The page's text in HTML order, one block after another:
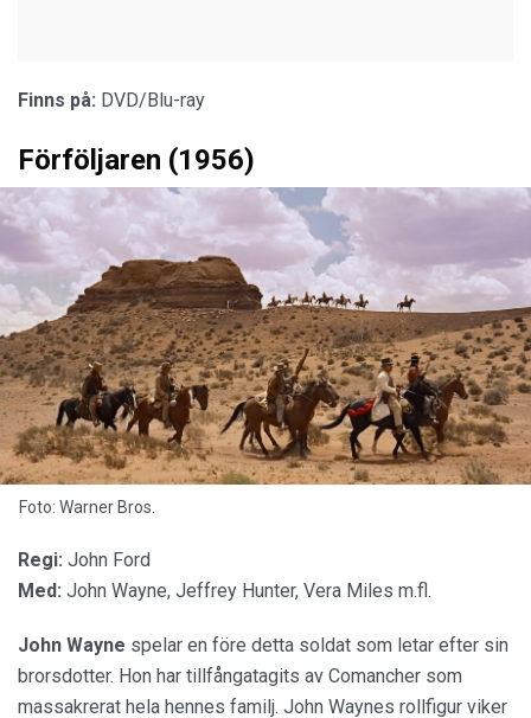
Finns på: DVD/Blu-ray
Förföljaren (1956)
Foto: Warner Bros.
Regi: John Ford
Med: John Wayne, Jeffrey Hunter, Vera Miles m.fl.
John Wayne spelar en före detta soldat som letar efter sin
brorsdotter. Hon har tillfångatagits av Comancher som
massakrerat hela hennes familj. John Waynes rollfigur viker